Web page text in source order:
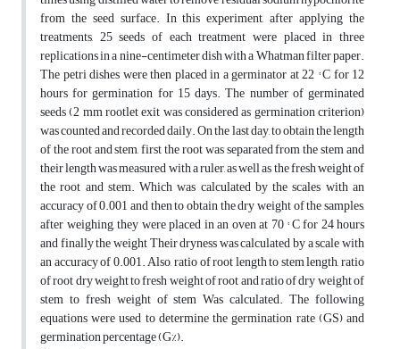
from the ‎seed surface. In this experiment, after applying the
treatments, 25 seeds of each treatment were ‎placed in three
replications in a nine-centimeter dish with a Whatman filter paper.
The petri ‎dishes were then placed in a germinator at 22 ° C for 12
hours for germination for 15 days. The ‎number of germinated
seeds (2 mm rootlet exit was considered as germination criterion)
was ‎counted and recorded daily. On the last day, to obtain the length
of the root and stem, first the ‎root was separated from the stem and
their length was measured with a ruler, as well as the fresh ‎weight of
the root and stem. Which was calculated by the scales with an
accuracy of 0.001 and ‎then to obtain the dry weight of the samples,
after weighing, they were placed in an oven at 70 ° ‎C for 24 hours
and finally the weight Their dryness was calculated by a scale with
an accuracy of ‎‎0.001. Also, ratio of root length to stem length, ratio
of root dry weight to fresh weight of root ‎and ratio of dry weight of
stem to fresh weight of stem Was calculated. The following
equations ‎were used to determine the germination rate (GS) and
germination percentage (G%).‎